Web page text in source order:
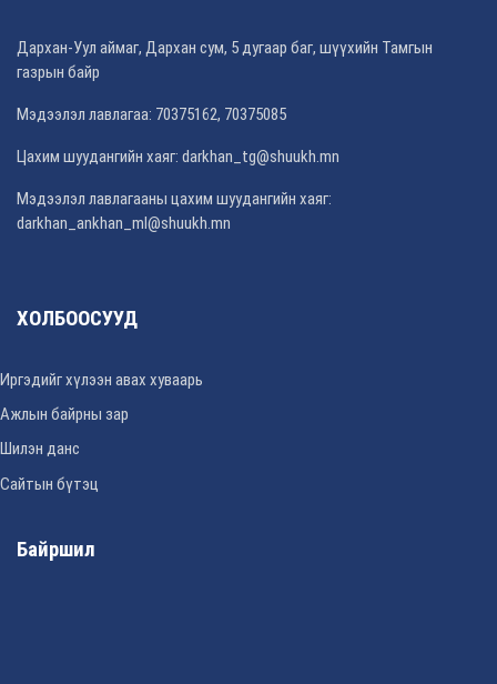
Дархан-Уул аймаг, Дархан сум, 5 дугаар баг, шүүхийн Тамгын
газрын байр
Мэдээлэл лавлагаа: 70375162, 70375085
Цахим шуудангийн хаяг: darkhan_tg@shuukh.mn
Мэдээлэл лавлагааны цахим шуудангийн хаяг:
darkhan_ankhan_ml@shuukh.mn
ХОЛБООСУУД
Иргэдийг хүлээн авах хуваарь
Ажлын байрны зар
Шилэн данс
Сайтын бүтэц
Байршил